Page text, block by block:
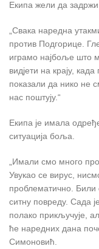
Екипа жели да
„Свака наредна
против Подгорице.
играмо најбоље што
видјети на крају,
показали да нико не
нас поштују.“
Екипа је имала
ситуација боља.
„Имали смо много
Увукао се вирус,
проблематично. Били
ситну повреду. Сада
полако прикључује,
ће наредних дана
Симоновић.